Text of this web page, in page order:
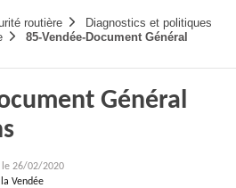
routière
Diagnostics et politiques
85-Vendée-Document Général
Général
le 26/02/2020
Vendée